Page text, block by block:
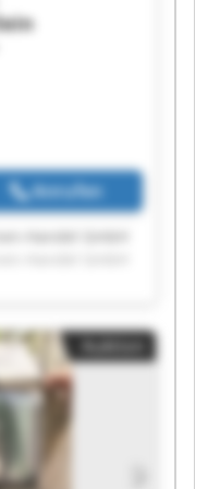
Anrufen
Handel GmbH
Handel GmbH
Handel GmbH
Handel GmbH
Handel GmbH
Handel GmbH
Handel GmbH
Handel GmbH
Handel GmbH